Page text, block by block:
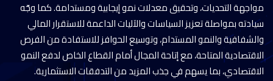
مواجهة التحديات، وتحقيق معدلات نمو إيجابية ومستدامة. كما وجّه
سيادته بمواصلة تعزيز السياسات والآليات الداعمة للاستقرار المالي
والشفافية والنمو المستدام، وتوسيع الحوافز للاستفادة من الفرص
الاقتصادية المتاحة، مع إتاحة المجال أمام القطاع الخاص لدفع النمو
الاقتصادي، بما يسهم في جذب المزيد من التدفقات الاستثمارية.